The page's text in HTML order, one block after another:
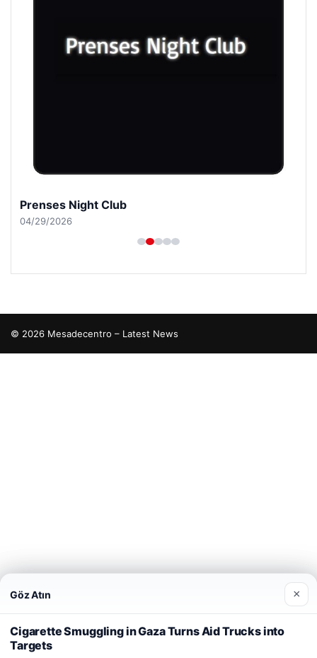
Prenses Night Club
04/29/2026
© 2026 Mesadecentro – Latest News
kullanıyoruz.Çerez Politikamız
Göz Atın ×
Cigarette Smuggling in Gaza Turns Aid Trucks into
Targets